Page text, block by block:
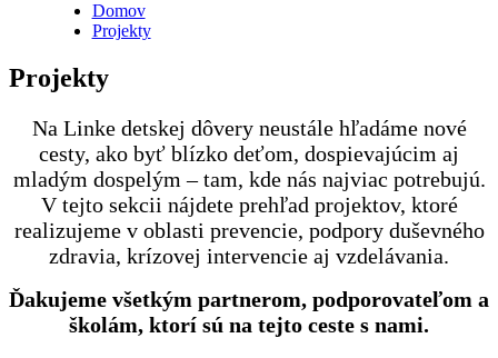
Domov
Projekty
Projekty
Na Linke detskej dôvery neustále hľadáme nové
cesty, ako byť blízko deťom, dospievajúcim aj
mladým dospelým – tam, kde nás najviac potrebujú.
V tejto sekcii nájdete prehľad projektov, ktoré
realizujeme v oblasti prevencie, podpory duševného
zdravia, krízovej intervencie aj vzdelávania.
Ďakujeme všetkým partnerom, podporovateľom a
školám, ktorí sú na tejto ceste s nami.